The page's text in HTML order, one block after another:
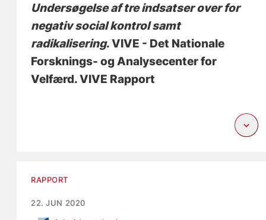
Undersøgelse af tre indsatser over for
negativ social kontrol samt
radikalisering. VIVE - Det Nationale
Forsknings- og Analysecenter for
Velfærd. VIVE Rapport
RAPPORT
22. JUN 2020